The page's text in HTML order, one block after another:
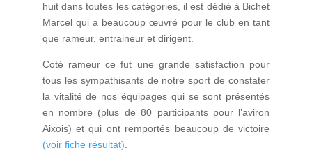
huit dans toutes les catégories, il est dédié à Bichet
Marcel qui a beaucoup œuvré pour le club en tant
que rameur, entraineur et dirigent.
Coté rameur ce fut une grande satisfaction pour
tous les sympathisants de notre sport de constater
la vitalité de nos équipages qui se sont présentés
en nombre (plus de 80 participants pour l’aviron
Aixois) et qui ont remportés beaucoup de victoire
(voir fiche résultat)